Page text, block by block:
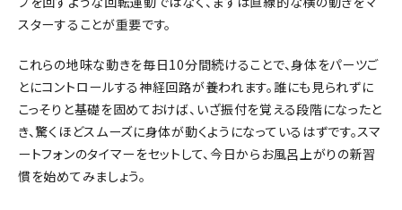
スターすることが重要です。
これらの地味な動きを毎日10分間続けることで、身体をパーツご
とにコントロールする神経回路が養われます。誰にも見られずに
こっそりと基礎を固めておけば、いざ振付を覚える段階になったと
き、驚くほどスムーズに身体が動くようになっているはずです。スマ
ートフォンのタイマーをセットして、今日からお風呂上がりの新習
慣を始めてみましょう。